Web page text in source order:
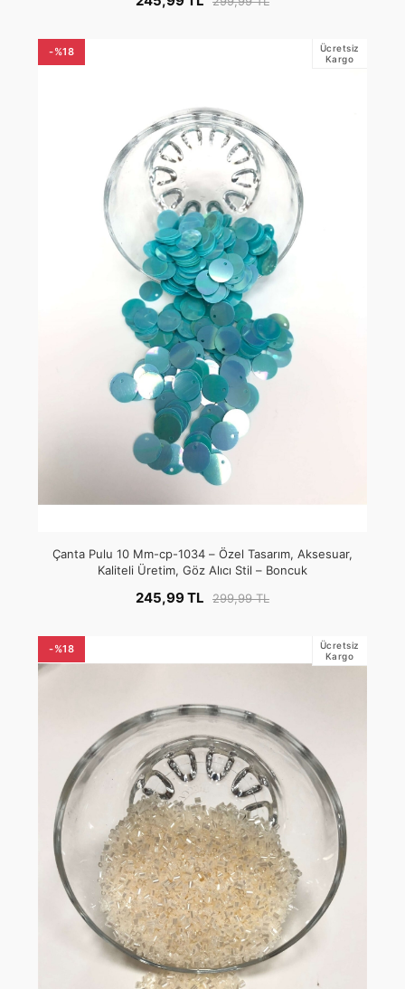
-%18
Ücretsiz
Kargo
Çanta Pulu 10 Mm-cp-1034 – Özel Tasarım, Aksesuar,
Kaliteli Üretim, Göz Alıcı Stil – Boncuk
245,99 TL 299,99 TL
-%18
Ücretsiz
Kargo